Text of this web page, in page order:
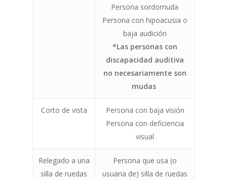
Persona sordomuda
Persona con hipoacusia o
baja audición
*Las personas con
discapacidad auditiva
no necesariamente son
mudas
Corto de vista
Persona con baja visión
Persona con deficiencia
visual
Relegado a una
silla de ruedas
Persona que usa (o
usuaria de) silla de ruedas